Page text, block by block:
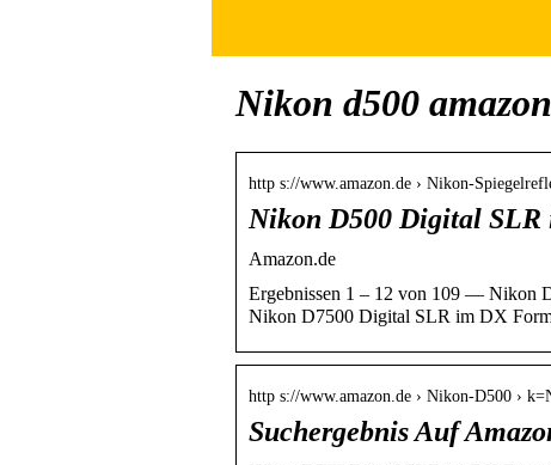
Nikon d500 amazon
http s://www.amazon.de › Nikon-
Nikon D500 Digital SLR
Amazon.de
Ergebnissen 1 – 12 von 109 — Nikon
Nikon D7500 Digital SLR im DX
http s://www.amazon.de › Nikon-D500 ›
Suchergebnis Auf